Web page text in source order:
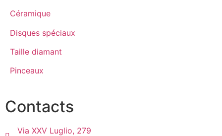
Céramique
Disques spéciaux
Taille diamant
Pinceaux
Contacts
Via XXV Luglio, 279